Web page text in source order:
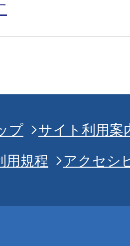
プ
サイト利用案
用規程
アクセシ